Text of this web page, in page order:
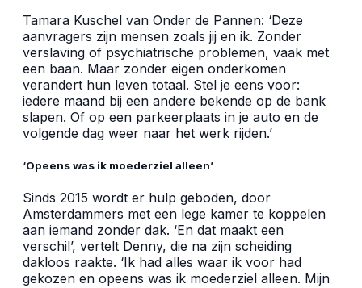
Tamara Kuschel van Onder de Pannen: ‘Deze
aanvragers zijn mensen zoals jij en ik. Zonder
verslaving of psychiatrische problemen, vaak met
een baan. Maar zonder eigen onderkomen
verandert hun leven totaal. Stel je eens voor:
iedere maand bij een andere bekende op de bank
slapen. Of op een parkeerplaats in je auto en de
volgende dag weer naar het werk rijden.’
‘Opeens was ik moederziel alleen’
Sinds 2015 wordt er hulp geboden, door
Amsterdammers met een lege kamer te koppelen
aan iemand zonder dak. ‘En dat maakt een
verschil’, vertelt Denny, die na zijn scheiding
dakloos raakte. ‘Ik had alles waar ik voor had
gekozen en opeens was ik moederziel alleen. Mijn